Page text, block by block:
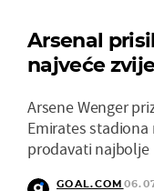
Arsenal
najveće
Arsene Wenger
Emirates
prodavati najbolje
GOAL.COM